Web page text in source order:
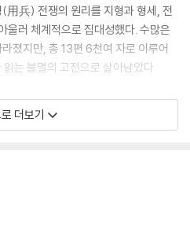
왕의 인재 등용
- 당 태종의 믿음과 보답
- 측천무후의 군자만조(君子滿朝)
꾼을 사령관에 임용한 링컨
도권을 잡아라
라 - 영락제의 몽골 원정
用兵) 전쟁의 원리를 지형과 형세, 전
울러 체계적으로 집대성했다. 수많은
졌지만, 총 13편 6천여 자로 이루어
읽는 불멸의 고전으로 살아남았다.
승의 형세를 갖춘 뒤에야 싸움을 시작
쟁을 시작해서는 안 되며, 반드시 유
해야 한다는 확고한 원칙을 제시한
더보기